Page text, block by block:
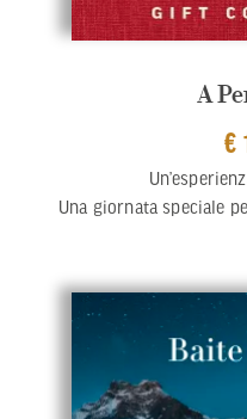
A
€
Una giornata speciale